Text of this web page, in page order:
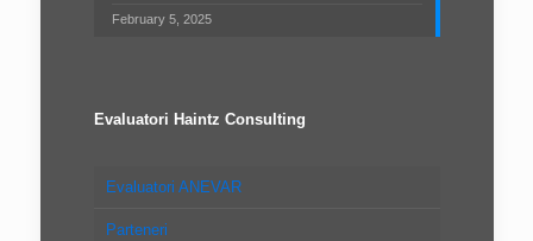
February 5, 2025
Evaluatori Haintz Consulting
Evaluatori ANEVAR
Parteneri